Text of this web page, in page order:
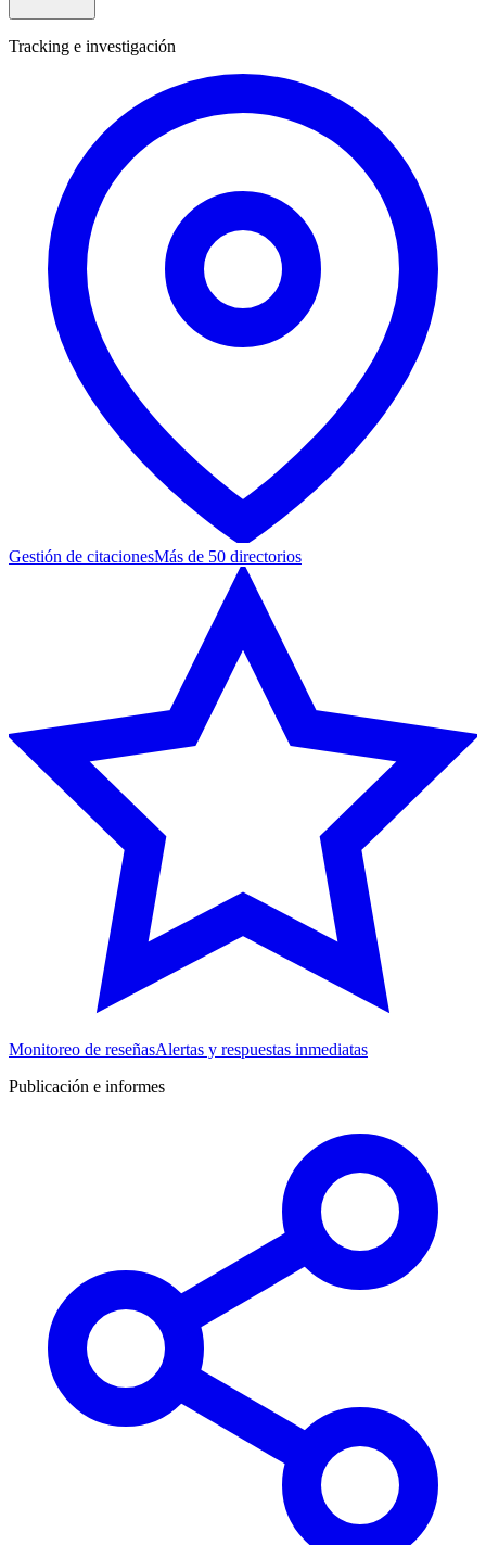
Tracking e investigación
Gestión de citacionesMás de 50 directorios
Monitoreo de reseñasAlertas y respuestas inmediatas
Publicación e informes